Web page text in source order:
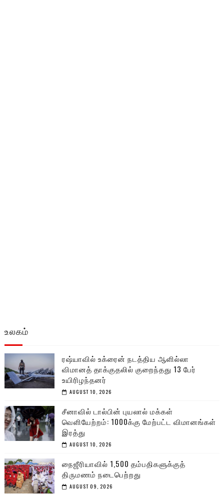
உலகம்
ரஷ்யாவில் உக்ரைன் நடத்திய ஆளில்லா
விமானத் தாக்குதலில் குறைந்தது 13 பேர்
உயிரிழந்தனர்
AUGUST 10, 2026
சீனாவில் டால்பின் புயலால் மக்கள்
வெளியேற்றம்: 1000க்கு மேற்பட்ட விமானங்கள்
இரத்து
AUGUST 10, 2026
நைஜீரியாவில் 1,500 தம்பதிகளுக்குத்
திருமணம் நடைபெற்றது
AUGUST 09, 2026